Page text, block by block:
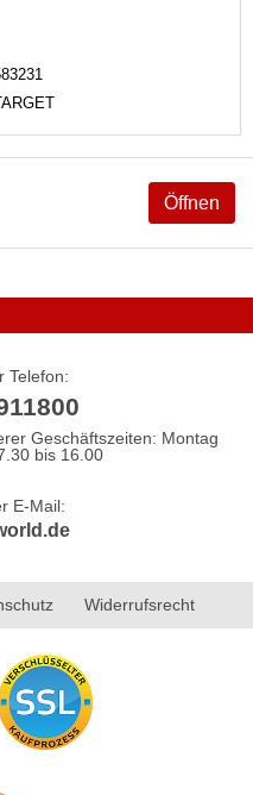
Öffnen
Telefon:
Geschäftszeiten: Montag
bis 16.00
E-Mail:
Widerrufsrecht